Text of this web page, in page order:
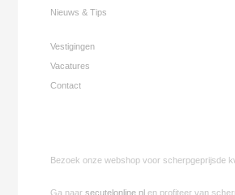
Nieuws & Tips
Vestigingen
Vacatures
Contact
Bezoek onze webshop voor scherpgeprijsde
Ga naarsecutelonline.nl en profiteer van